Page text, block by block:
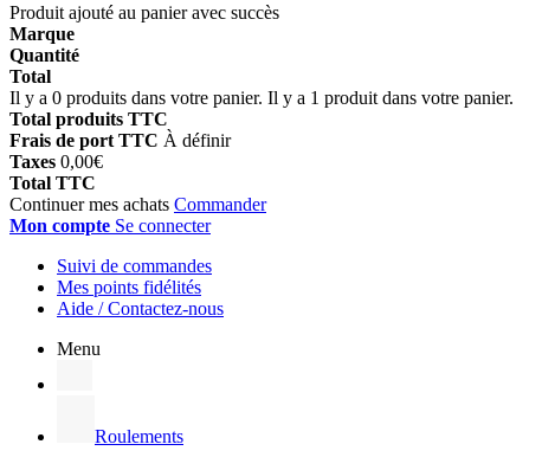
Produit ajouté au panier avec succès
Marque
Quantité
Total
Il y a 0 produits dans votre panier. Il y a 1 produit dans votre panier.
Total produits TTC
Frais de port TTC À définir
Taxes 0,00€
Total TTC
Continuer mes achats Commander
Mon compte Se connecter
Suivi de commandes
Mes points fidélités
Aide / Contactez-nous
Menu
Roulements